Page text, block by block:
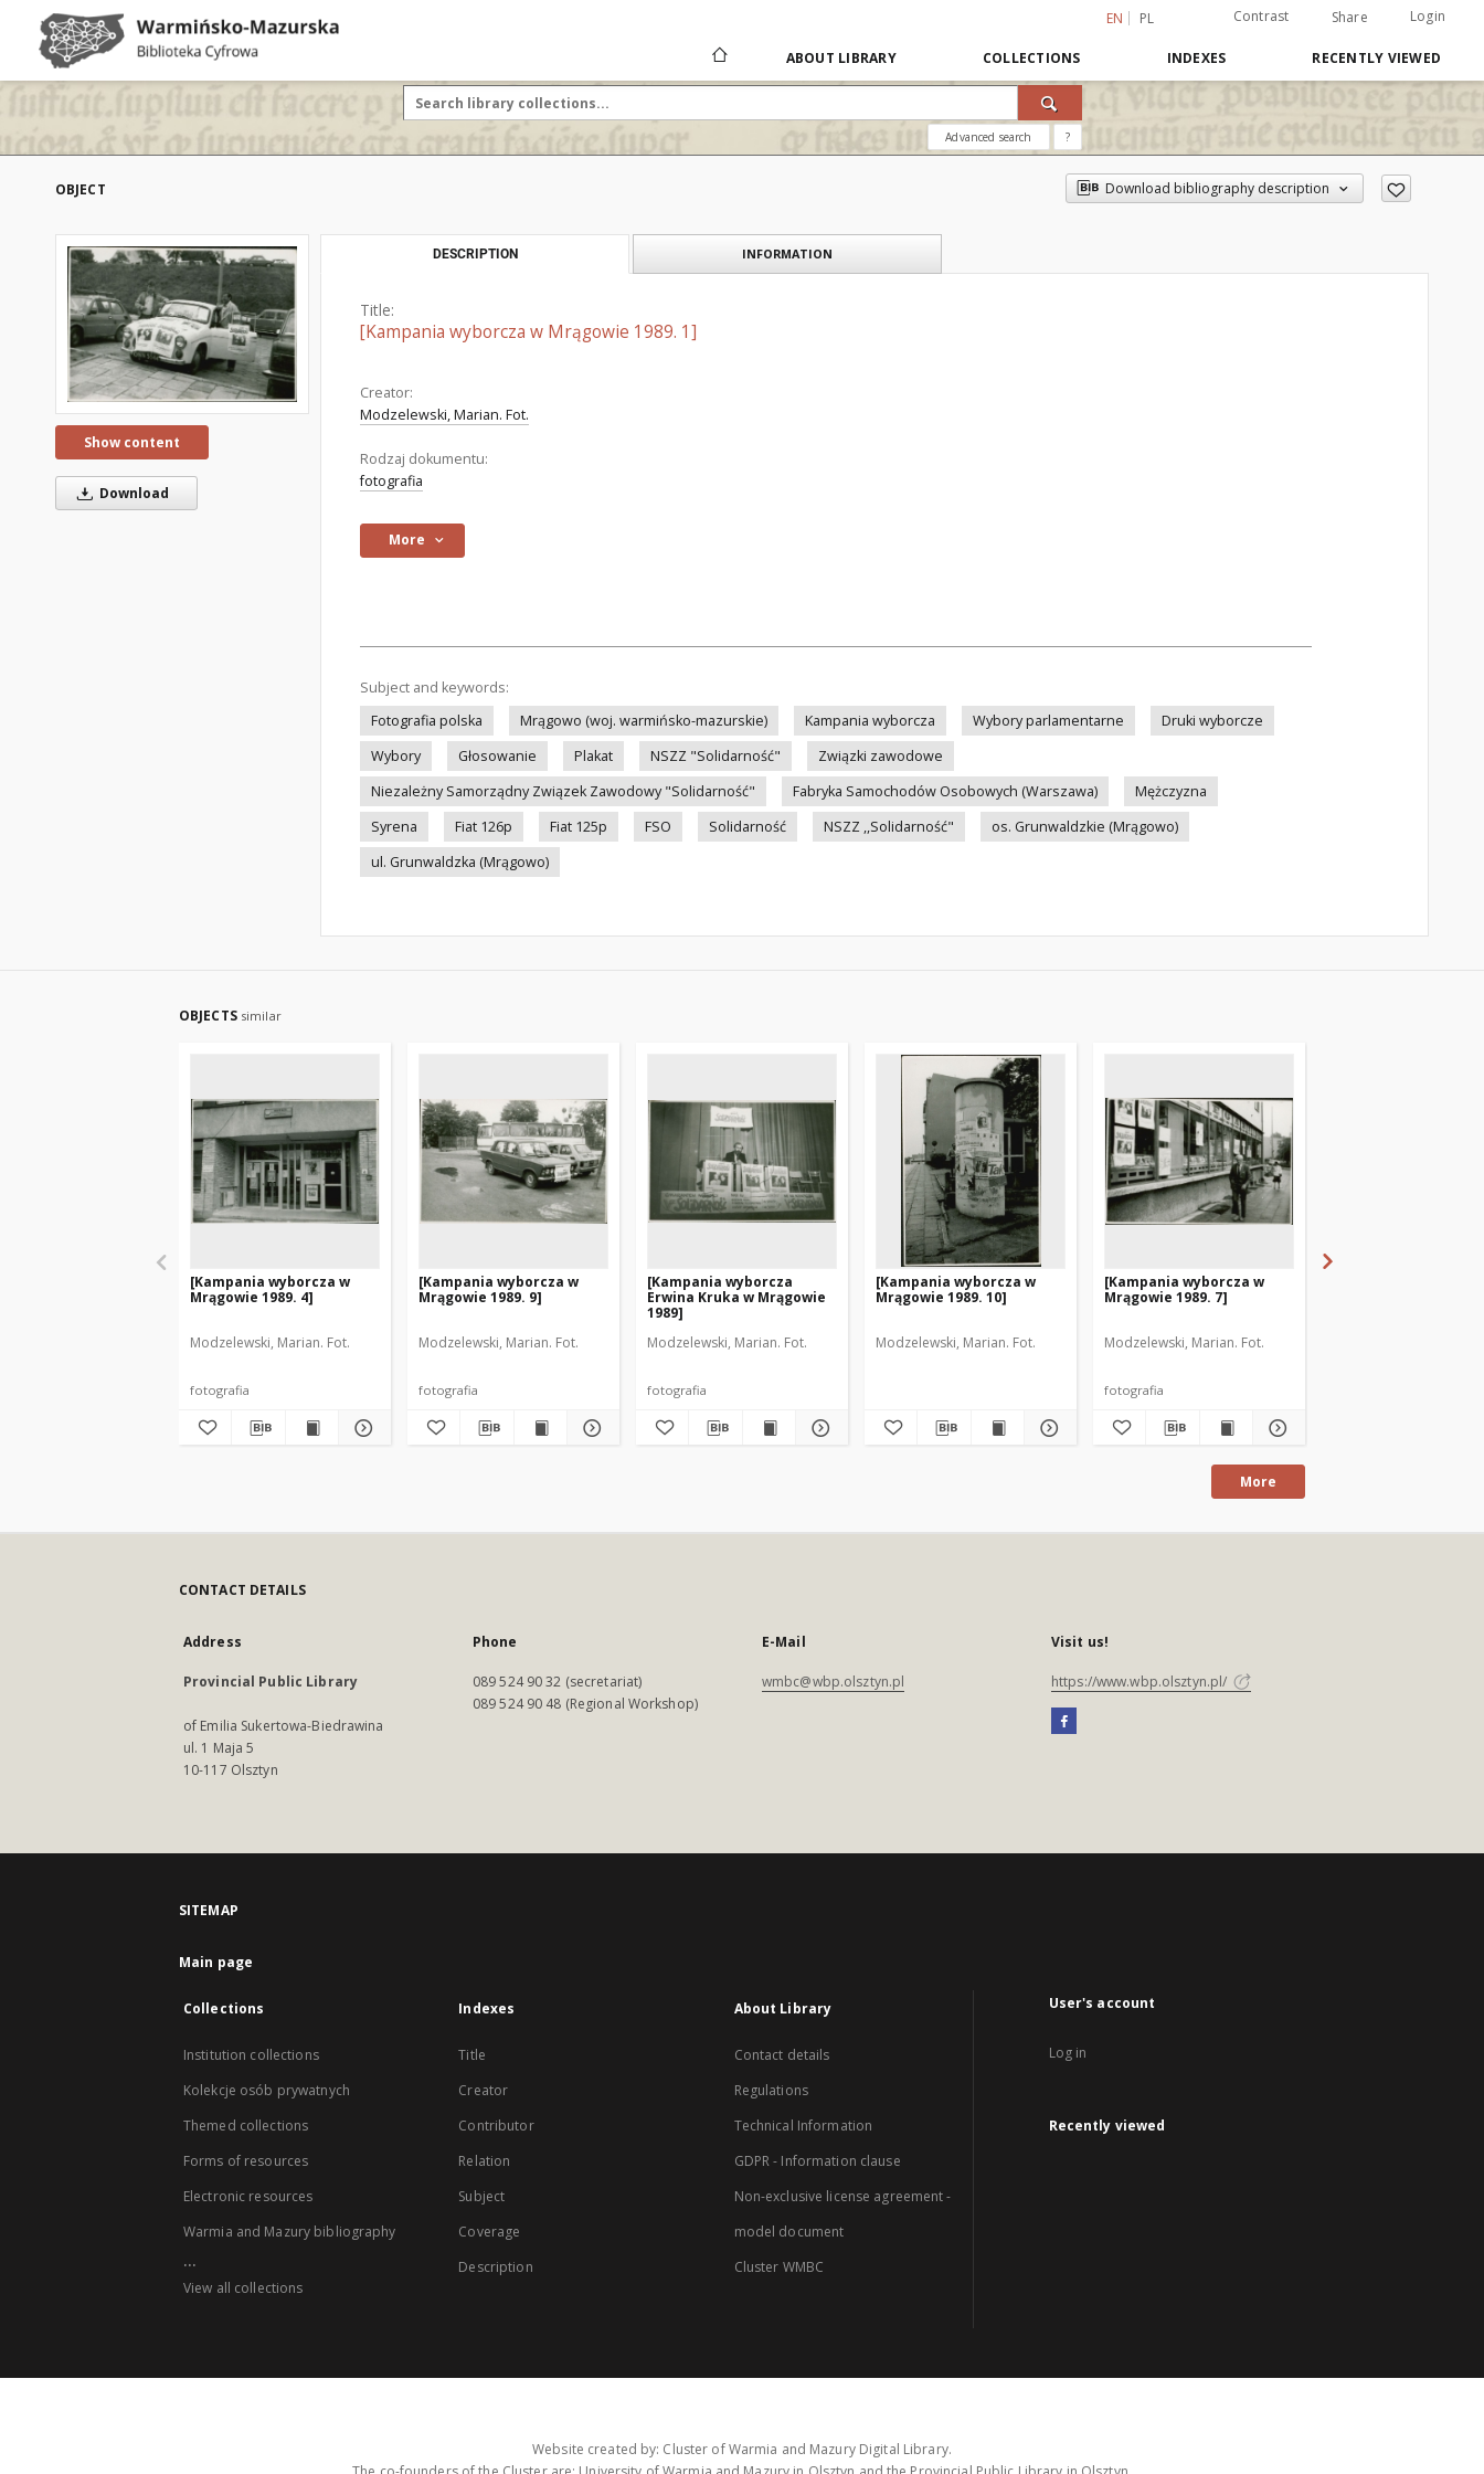
EN PL Contrast Share Login
ABOUT LIBRARY COLLECTIONS INDEXES RECENTLY VIEWED
Advanced search ?
OBJECT Download bibliography description
Show content
Download
DESCRIPTION INFORMATION
Title:
[Kampania wyborcza w Mrągowie 1989. 1]
Creator:
Modzelewski, Marian. Fot.
Rodzaj dokumentu:
fotografia
More
Subject and keywords:
Fotografia polska
Mrągowo (woj. warmińsko-mazurskie) Kampania wyborcza Wybory parlamentarne
Druki wyborcze
Wybory
Głosowanie Plakat NSZZ "Solidarność"
Związki zawodowe
Niezależny Samorządny Związek Zawodowy "Solidarność"
Fabryka Samochodów Osobowych (Warszawa)
Mężczyzna
Syrena
Fiat 126p Fiat 125p FSO Solidarność NSZZ ,,Solidarność"
os. Grunwaldzkie (Mrągowo)
ul. Grunwaldzka (Mrągowo)
OBJECTS similar
[Kampania wyborcza w
Mrągowie 1989. 4]
Modzelewski, Marian. Fot.
fotografia
[Kampania wyborcza w
Mrągowie 1989. 9]
Modzelewski, Marian. Fot.
fotografia
[Kampania wyborcza
Erwina Kruka w Mrągowie
1989]
Modzelewski, Marian. Fot.
fotografia
[Kampania wyborcza w
Mrągowie 1989. 10]
Modzelewski, Marian. Fot.
[Kampania wyborcza w
Mrągowie 1989. 7]
Modzelewski, Marian. Fot.
fotografia
More
CONTACT DETAILS
Address
Provincial Public Library
of Emilia Sukertowa-Biedrawina
ul. 1 Maja 5
10-117 Olsztyn
Phone
089 524 90 32 (secretariat)
089 524 90 48 (Regional Workshop)
E-Mail
wmbc@wbp.olsztyn.pl
Visit us!
https://www.wbp.olsztyn.pl/
SITEMAP
Main page
Collections
Institution collections
Kolekcje osób prywatnych
Themed collections
Forms of resources
Electronic resources
Warmia and Mazury bibliography
...
View all collections
Indexes
Title
Creator
Contributor
Relation
Subject
Coverage
Description
About Library
Contact details
Regulations
Technical Information
GDPR - Information clause
Non-exclusive license agreement -
model document
Cluster WMBC
User's account
Log in
Recently viewed
Website created by: Cluster of Warmia and Mazury Digital Library.